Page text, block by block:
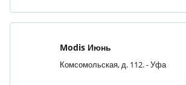
Modis Июнь
Комсомольская, д. 112. - Уфа